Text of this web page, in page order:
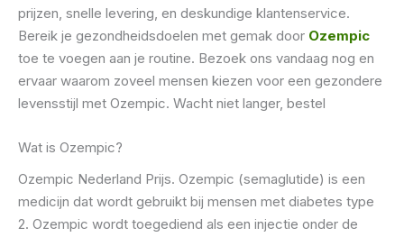
prijzen, snelle levering, en deskundige klantenservice.
Bereik je gezondheidsdoelen met gemak door Ozempic
toe te voegen aan je routine. Bezoek ons vandaag nog en
ervaar waarom zoveel mensen kiezen voor een gezondere
levensstijl met Ozempic. Wacht niet langer, bestel
Wat is Ozempic?
Ozempic Nederland Prijs. Ozempic (semaglutide) is een
medicijn dat wordt gebruikt bij mensen met diabetes type
2. Ozempic wordt toegediend als een injectie onder de